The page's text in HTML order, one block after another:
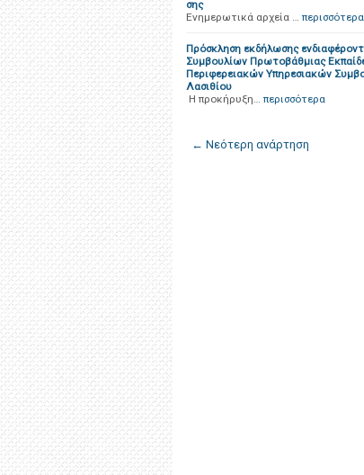
σης
Ενημερωτικά αρχεία … περισσότερα
Πρόσκληση εκδήλωσης
Συμβουλίων Πρωτοβάθμιας
Περιφερειακών Υπηρεσιακών
Λασιθίου
H προκήρυξη… περισσότερα
← Νεότερη ανάρτηση